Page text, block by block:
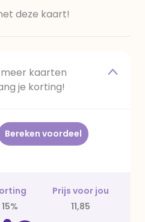
deze kaart!
kaarten
je korting!
Bereken voordeel
Prijs voor jou
15% 11,85